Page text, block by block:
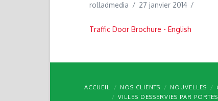
rolladmedia 27 janvier 2014
Traffic Door Brochure - English
ACCUEIL NOS CLIENTS NOUVELLES
VILLES DESSERVIES PAR